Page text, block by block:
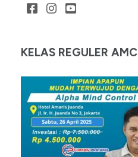
KELAS REGULER AMC